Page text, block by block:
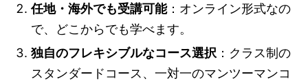
任地・海外でも受講可能：オンライン形式なの
で、どこからでも学べます。
独自のフレキシブルなコース選択 ：クラス制の
スタンダードコース、一対一のマンツーマンコ